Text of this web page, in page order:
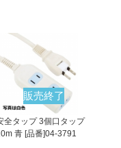
販売終了
全タップ 3個口タップ
青 [品番]04-3791